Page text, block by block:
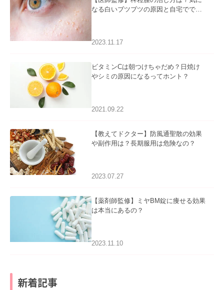
なる白いブツブツの原因と自宅ででき
2023.11.17
ビタミンCは朝つけちゃだめ？日焼け
やシミの原因になるってホント？
2021.09.22
【教えてドクター】防風通聖散の効果
や副作用は？長期服用は危険なの？
2023.07.27
【薬剤師監修】ミヤBM錠に痩せる効果
は本当にあるの？
2023.11.10
新着記事